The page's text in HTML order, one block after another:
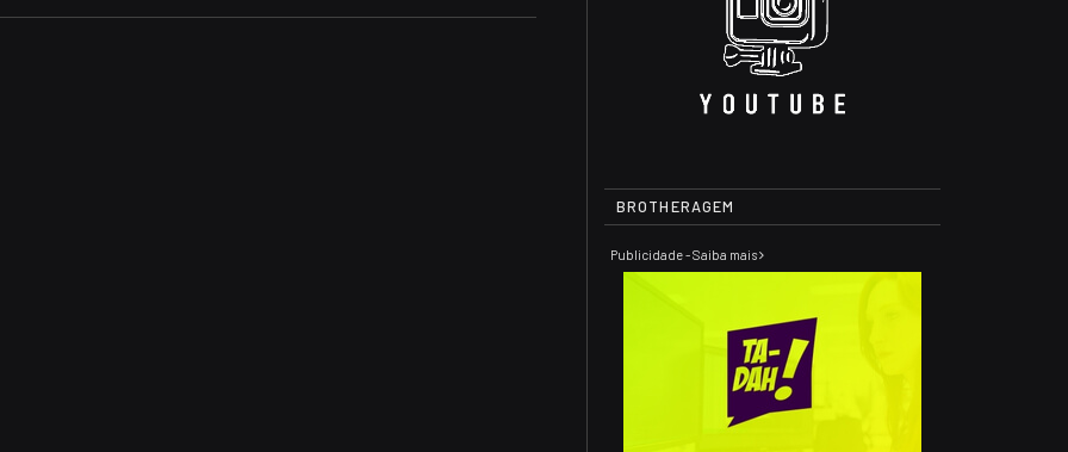
BROTHERAGEM
Publicidade - Saiba mais